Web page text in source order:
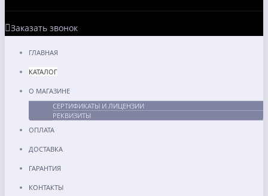
Заказать звонок
ГЛАВНАЯ
КАТАЛОГ
О МАГАЗИНЕ
СЕРТИФИКАТЫ И ЛИЦЕНЗИИ
РЕКВИЗИТЫ
ОПЛАТА
ДОСТАВКА
ГАРАНТИЯ
КОНТАКТЫ